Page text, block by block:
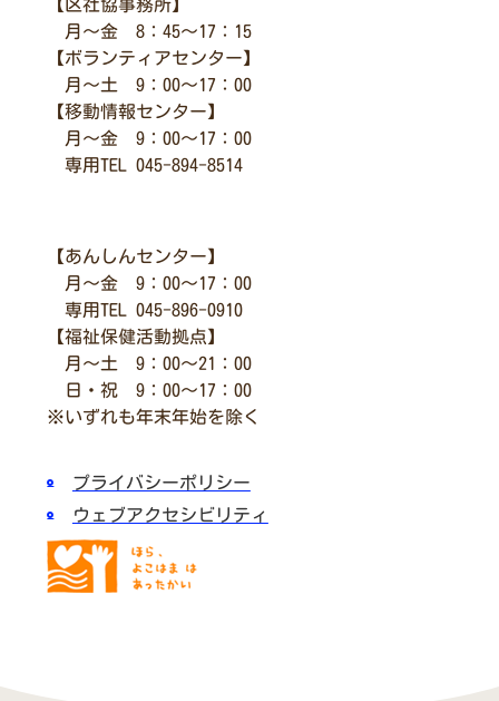
【区社協事務所】
月～金 8：45～17：15
【ボランティアセンター】
月～土 9：00～17：00
【移動情報センター】
月～金 9：00～17：00
専用TEL 045-894-8514
【あんしんセンター】
月～金 9：00～17：00
専用TEL 045-896-0910
【福祉保健活動拠点】
月～土 9：00～21：00
日・祝 9：00～17：00
※いずれも年末年始を除く
プライバシーポリシー
ウェブアクセシビリティ